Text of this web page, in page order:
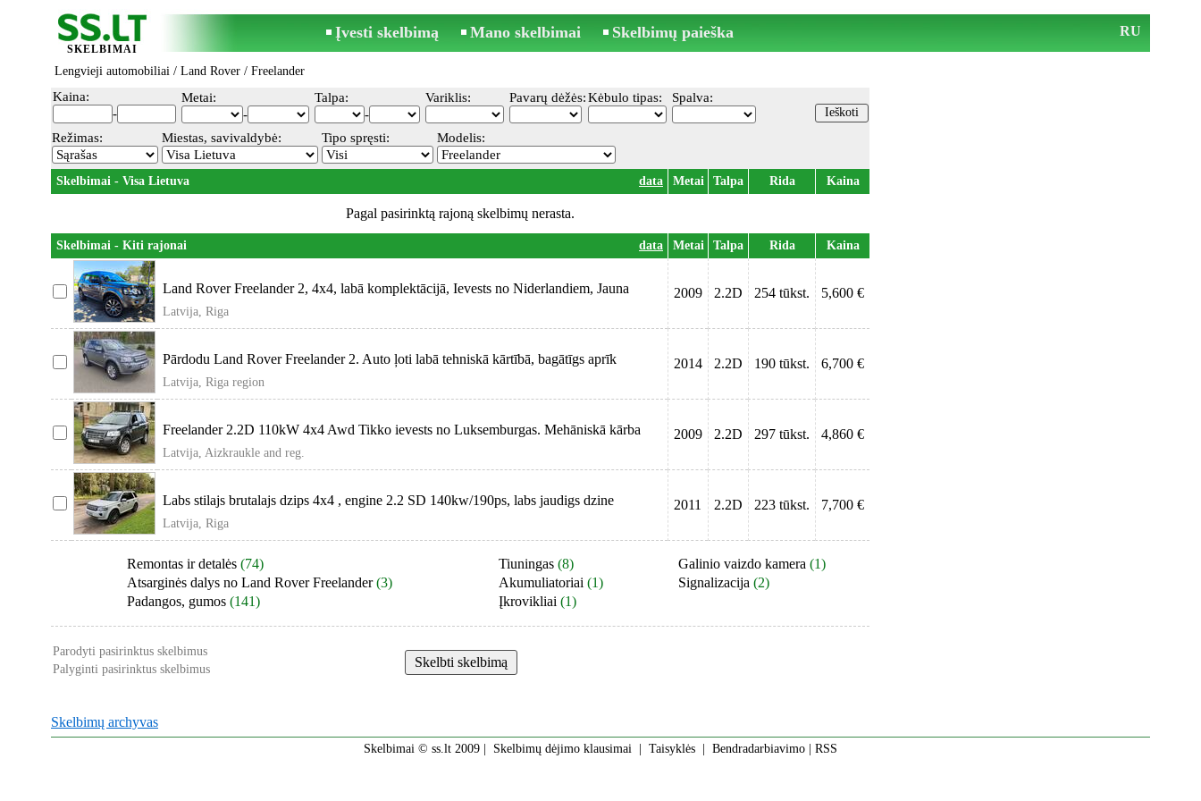
SKELBIMAI
Įvesti skelbimą Mano skelbimai Skelbimų paieška RU
Lengvieji automobiliai / Land Rover / Freelander
Kaina:
-
Metai:
-
Talpa:
-
Variklis: Pavarų dėžės:Kėbulo tipas: Spalva:
Režimas: Miestas, savivaldybė: Tipo spręsti: Modelis:
Skelbimai - Visa Lietuva data Metai Talpa Rida Kaina
Pagal pasirinktą rajoną skelbimų nerasta.
Skelbimai - Kiti rajonai data Metai Talpa Rida Kaina
Land Rover Freelander 2, 4x4, labā komplektācijā, Ievests no Niderlandiem, Jauna
Latvija, Riga
2009 2.2D 254 tūkst. 5,600 €
Pārdodu Land Rover Freelander 2. Auto ļoti labā tehniskā kārtībā, bagātīgs aprīk
Latvija, Riga region
2014 2.2D 190 tūkst. 6,700 €
Freelander 2.2D 110kW 4x4 Awd Tikko ievests no Luksemburgas. Mehāniskā kārba
Latvija, Aizkraukle and reg.
2009 2.2D 297 tūkst. 4,860 €
Labs stilajs brutalajs dzips 4x4 , engine 2.2 SD 140kw/190ps, labs jaudigs dzine
Latvija, Riga
2011 2.2D 223 tūkst. 7,700 €
Remontas ir detalės (74)
Atsarginės dalys no Land Rover Freelander (3)
Padangos, gumos (141)
Tiuningas (8)
Akumuliatoriai (1)
Įkrovikliai (1)
Galinio vaizdo kamera (1)
Signalizacija (2)
Parodyti pasirinktus skelbimus
Palyginti pasirinktus skelbimus
Skelbimų archyvas
Skelbimai © ss.lt 2009 | Skelbimų dėjimo klausimai Taisyklės Bendradarbiavimo RSS